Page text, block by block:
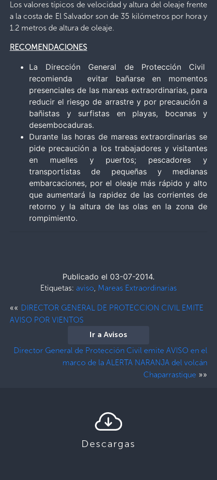
Los valores típicos de velocidad y altura del oleaje frente
a la costa de El Salvador son de 35 kilómetros por hora y
1.2 metros de altura de oleaje.
RECOMENDACIONES
La Dirección General de Protección Civil
recomienda evitar bañarse en momentos
presenciales de las mareas extraordinarias, para
reducir el riesgo de arrastre y por precaución a
bañistas y surfistas en playas, bocanas y
desembocaduras.
Durante las horas de mareas extraordinarias se
pide precaución a los trabajadores y visitantes
en muelles y puertos; pescadores y
transportistas de pequeñas y medianas
embarcaciones, por el oleaje más rápido y alto
que aumentará la rapidez de las corrientes de
retorno y la altura de las olas en la zona de
rompimiento.
Publicado el 03-07-2014.
Etiquetas: aviso, Mareas Extraordinarias
«« DIRECTOR GENERAL DE PROTECCION CIVIL EMITE
AVISO POR VIENTOS
Ir a Avisos
Director General de Protección Civil emite AVISO en el
marco de la ALERTA NARANJA del volcán
Chaparrastique »»
Descargas